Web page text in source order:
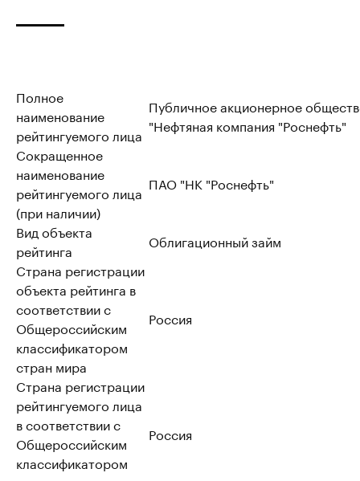
Полное
наименование
рейтингуемого лица
Публичное акционерное
"Нефтяная компания "Роснефть"
Сокращенное
наименование
рейтингуемого лица
(при наличии)
ПАО "НК "Роснефть"
Вид объекта
рейтинга
Облигационный займ
Страна регистрации
объекта рейтинга в
соответствии с
Общероссийским
классификатором
стран мира
Россия
Страна регистрации
рейтингуемого лица
в соответствии с
Общероссийским
классификатором
Россия